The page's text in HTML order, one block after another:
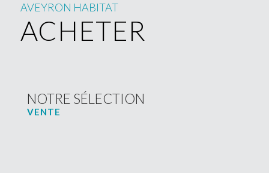
AVEYRON HABITAT
ACHETER
NOTRE SÉLECTION
VENTE